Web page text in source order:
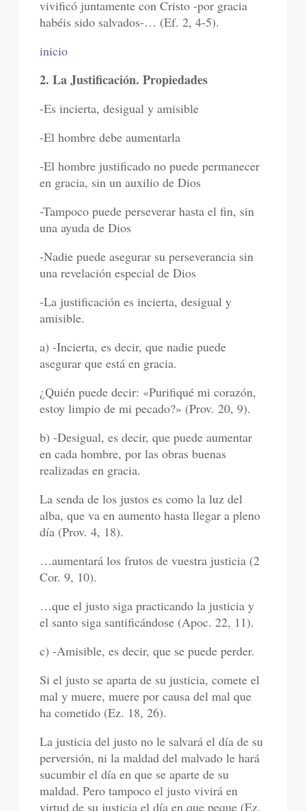
vivificó juntamente con Cristo -por gracia
habéis sido salvados-… (Ef. 2, 4-5).
inicio
2. La Justificación. Propiedades
-Es incierta, desigual y amisible
-El hombre debe aumentarla
-El hombre justificado no puede permanecer
en gracia, sin un auxilio de Dios
-Tampoco puede perseverar hasta el fin, sin
una ayuda de Dios
-Nadie puede asegurar su perseverancia sin
una revelación especial de Dios
-La justificación es incierta, desigual y
amisible.
a) -Incierta, es decir, que nadie puede
asegurar que está en gracia.
¿Quién puede decir: «Purifiqué mi corazón,
estoy limpio de mi pecado?» (Prov. 20, 9).
b) -Desigual, es decir, que puede aumentar
en cada hombre, por las obras buenas
realizadas en gracia.
La senda de los justos es como la luz del
alba, que va en aumento hasta llegar a pleno
día (Prov. 4, 18).
…aumentará los frutos de vuestra justicia (2
Cor. 9, 10).
…que el justo siga practicando la justicia y
el santo siga santificándose (Apoc. 22, 11).
c) -Amisible, es decir, que se puede perder.
Si el justo se aparta de su justicia, comete el
mal y muere, muere por causa del mal que
ha cometido (Ez. 18, 26).
La justicia del justo no le salvará el día de su
perversión, ni la maldad del malvado le hará
sucumbir el día en que se aparte de su
maldad. Pero tampoco el justo vivirá en
virtud de su justicia el día en que peque (Ez.